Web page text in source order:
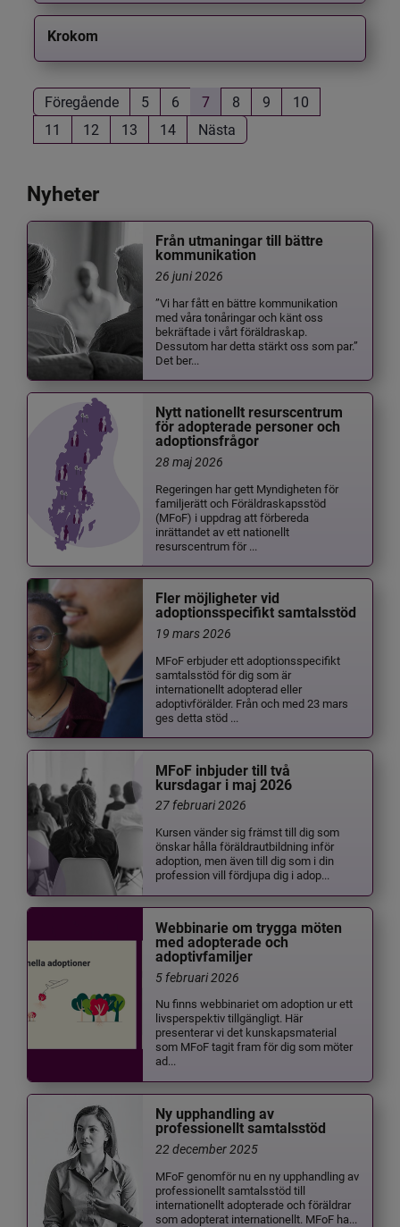
Krokom
Föregående 5 6 7 8 9
10
11
12 13 14 Nästa
Nyheter
Från utmaningar till bättre
kommunikation
26 juni 2026
”Vi har fått en bättre kommunikation
med våra tonåringar och känt oss
bekräftade i vårt föräldraskap.
Dessutom har detta stärkt oss som par.”
Det ber...
Nytt nationellt resurscentrum
för adopterade personer och
adoptionsfrågor
28 maj 2026
Regeringen har gett Myndigheten för
familjerätt och Föräldraskapsstöd
(MFoF) i uppdrag att förbereda
inrättandet av ett nationellt
resurscentrum för ...
Fler möjligheter vid
adoptionsspecifikt samtalsstöd
19 mars 2026
MFoF erbjuder ett adoptionsspecifikt
samtalsstöd för dig som är
internationellt adopterad eller
adoptivförälder. Från och med 23 mars
ges detta stöd ...
MFoF inbjuder till två
kursdagar i maj 2026
27 februari 2026
Kursen vänder sig främst till dig som
önskar hålla föräldrautbildning inför
adoption, men även till dig som i din
profession vill fördjupa dig i adop...
Webbinarie om trygga möten
med adopterade och
adoptivfamiljer
5 februari 2026
Nu finns webbinariet om adoption ur ett
livsperspektiv tillgängligt. Här
presenterar vi det kunskapsmaterial
som MFoF tagit fram för dig som möter
ad...
Ny upphandling av
professionellt samtalsstöd
22 december 2025
MFoF genomför nu en ny upphandling av
professionellt samtalsstöd till
internationellt adopterade och föräldrar
som adopterat internationellt. MFoF ha...